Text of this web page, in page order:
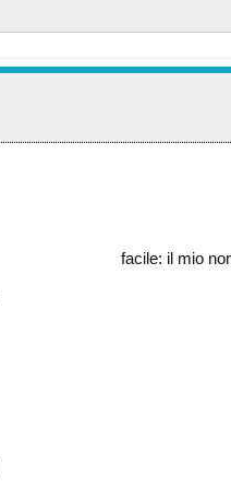
facile: il mio